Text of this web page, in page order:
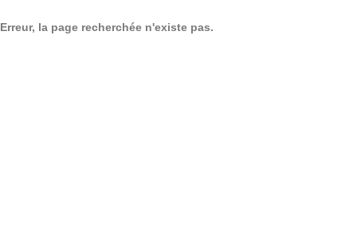
Erreur, la page recherchée n'existe pas.